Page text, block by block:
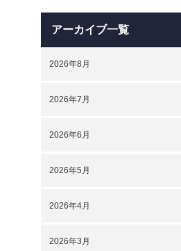
アーカイブ一覧
2026年8月
2026年7月
2026年6月
2026年5月
2026年4月
2026年3月